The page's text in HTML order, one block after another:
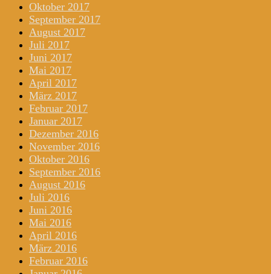
Oktober 2017
September 2017
August 2017
Juli 2017
Juni 2017
Mai 2017
April 2017
März 2017
Februar 2017
Januar 2017
Dezember 2016
November 2016
Oktober 2016
September 2016
August 2016
Juli 2016
Juni 2016
Mai 2016
April 2016
März 2016
Februar 2016